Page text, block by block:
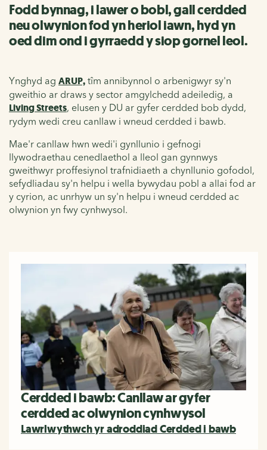
Fodd bynnag, i lawer o bobl, gall cerdded
neu olwynion fod yn heriol iawn, hyd yn
oed dim ond i gyrraedd y siop gornel leol.
Ynghyd ag ARUP, tîm annibynnol o arbenigwyr sy'n
gweithio ar draws y sector amgylchedd adeiledig, a
Living Streets, elusen y DU ar gyfer cerdded bob dydd,
rydym wedi creu canllaw i wneud cerdded i bawb.
Mae'r canllaw hwn wedi'i gynllunio i gefnogi
llywodraethau cenedlaethol a lleol gan gynnwys
gweithwyr proffesiynol trafnidiaeth a chynllunio gofodol,
sefydliadau sy'n helpu i wella bywydau pobl a allai fod ar
y cyrion, ac unrhyw un sy'n helpu i wneud cerdded ac
olwynion yn fwy cynhwysol.
Cerdded i bawb: Canllaw ar gyfer
cerdded ac olwynion cynhwysol
Lawrlwythwch yr adroddiad Cerdded i bawb